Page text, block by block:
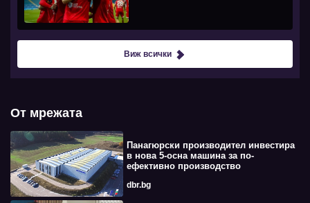
Виж всички
От мрежата
Панагюрски производител инвестира
в нова 5-осна машина за по-
ефективно производство
dbr.bg